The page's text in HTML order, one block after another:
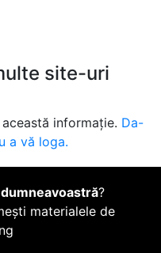
site-uri
informație. Da-
a vă loga.
?
materialele de